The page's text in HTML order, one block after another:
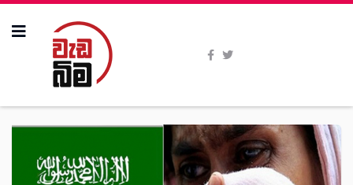
All Stories